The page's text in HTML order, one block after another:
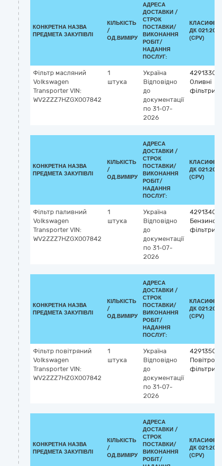
КОНКРЕТНА НАЗВА
ПРЕДМЕТА ЗАКУПІВЛІ
КІЛЬКІСТЬ
/
ОД.ВИМІРУ
АДРЕСА
ДОСТАВКИ /
СТРОК
ПОСТАВКИ/
ВИКОНАННЯ
РОБІТ/
НАДАННЯ
ПОСЛУГ:
ДК 021:2015
(CPV)
Фільтр масляний
Volkswagen
Transporter VIN:
WV2ZZZ7HZGX007842
1
штука
Україна
Відповідно
до
документації
по 31-07-
2026
Оливні
фільтри
КОНКРЕТНА НАЗВА
ПРЕДМЕТА ЗАКУПІВЛІ
КІЛЬКІСТЬ
/
ОД.ВИМІРУ
АДРЕСА
ДОСТАВКИ /
СТРОК
ПОСТАВКИ/
ВИКОНАННЯ
РОБІТ/
НАДАННЯ
ПОСЛУГ:
ДК 021:2015
(CPV)
Фільтр паливний
Volkswagen
Transporter VIN:
WV2ZZZ7HZGX007842
1
штука
Україна
Відповідно
до
документації
по 31-07-
2026
Бензинові
фільтри
КОНКРЕТНА НАЗВА
ПРЕДМЕТА ЗАКУПІВЛІ
КІЛЬКІСТЬ
/
ОД.ВИМІРУ
АДРЕСА
ДОСТАВКИ /
СТРОК
ПОСТАВКИ/
ВИКОНАННЯ
РОБІТ/
НАДАННЯ
ПОСЛУГ:
ДК 021:2015
(CPV)
Фільтр повітряний
Volkswagen
Transporter VIN:
WV2ZZZ7HZGX007842
1
штука
Україна
Відповідно
до
документації
по 31-07-
2026
фільтри
КОНКРЕТНА НАЗВА
ПРЕДМЕТА ЗАКУПІВЛІ
КІЛЬКІСТЬ
/
ОД.ВИМІРУ
АДРЕСА
ДОСТАВКИ /
СТРОК
ПОСТАВКИ/
ВИКОНАННЯ
РОБІТ/
ДК 021:2015
(CPV)